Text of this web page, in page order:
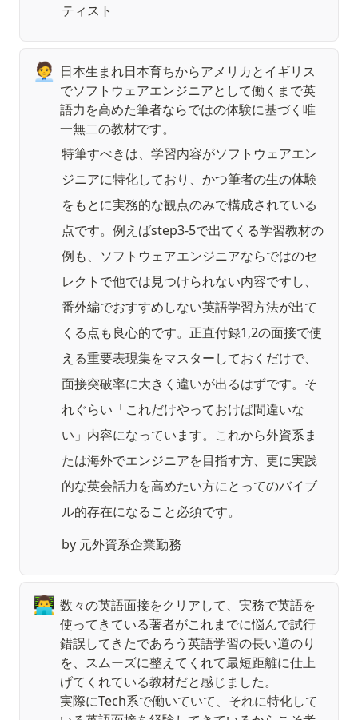
ティスト
🧑‍💼 日本生まれ日本育ちからアメリカとイギリス
でソフトウェアエンジニアとして働くまで英
語力を高めた筆者ならではの体験に基づく唯
一無二の教材です。
特筆すべきは、学習内容がソフトウェアエン
ジニアに特化しており、かつ筆者の生の体験
をもとに実務的な観点のみで構成されている
点です。例えばstep3-5で出てくる学習教材の
例も、ソフトウェアエンジニアならではのセ
レクトで他では見つけられない内容ですし、
番外編でおすすめしない英語学習方法が出て
くる点も良心的です。正直付録1,2の面接で使
える重要表現集をマスターしておくだけで、
面接突破率に大きく違いが出るはずです。そ
れぐらい「これだけやっておけば間違いな
い」内容になっています。これから外資系ま
たは海外でエンジニアを目指す方、更に実践
的な英会話力を高めたい方にとってのバイブ
ル的存在になること必須です。
by 元外資系企業勤務
👨‍💻 数々の英語面接をクリアして、実務で英語を
使ってきている著者がこれまでに悩んで試行
錯誤してきたであろう英語学習の長い道のり
を、スムーズに整えてくれて最短距離に仕上
げてくれている教材だと感じました。
実際にTech系で働いていて、それに特化して